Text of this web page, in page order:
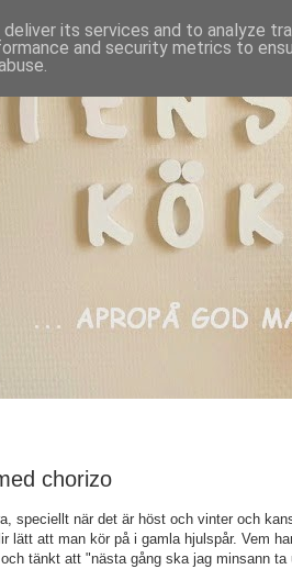
chorizo
speciellt när det är höst och vinter och
lätt att man kör på i gamla hjulspår. Vem
tänkt att "nästa gång ska jag minsann ta
its services and to analyze
and security metrics to